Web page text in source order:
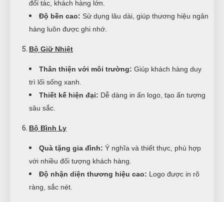
đối tác, khách hàng lớn.
Độ bền cao: Sử dụng lâu dài, giúp thương hiệu ngân
hàng luôn được ghi nhớ.
Bộ Giữ Nhiệt
Thân thiện với môi trường: Giúp khách hàng duy
trì lối sống xanh.
Thiết kế hiện đại: Dễ dàng in ấn logo, tạo ấn tượng
sâu sắc.
Bộ Bình Ly
Quà tặng gia đình: Ý nghĩa và thiết thực, phù hợp
với nhiều đối tượng khách hàng.
Độ nhận diện thương hiệu cao: Logo được in rõ
ràng, sắc nét.